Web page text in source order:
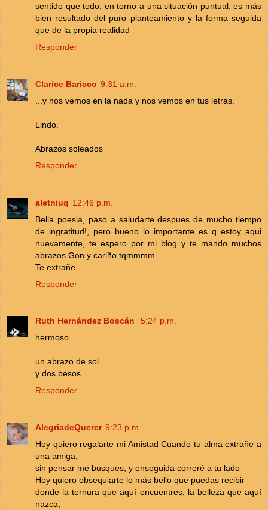
sentido que todo, en torno a una situación puntual, es más
bien resultado del puro planteamiento y la forma seguida
que de la propia realidad
Responder
Clarice Baricco 9:31 a.m.
...y nos vemos en la nada y nos vemos en tus letras.
Lindo.
Abrazos soleados
Responder
aletniuq 12:46 p.m.
Bella poesia, paso a saludarte despues de mucho tiempo
de ingratitud!, pero bueno lo importante es q estoy aqui
nuevamente, te espero por mi blog y te mando muchos
abrazos Gon y cariño tqmmmm.
Te extrañe.
Responder
Ruth Hernández Boscán
5:24 p.m.
hermoso...
un abrazo de sol
y dos besos
Responder
AlegriadeQuerer 9:23 p.m.
Hoy quiero regalarte mi Amistad Cuando tu alma extrañe a
una amiga,
sin pensar me busques, y enseguida correré a tu lado
Hoy quiero obsequiarte lo más bello que puedas recibir
donde la ternura que aquí encuentres, la belleza que aquí
nazca,